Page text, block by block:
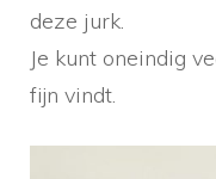
deze jurk.
Je kunt oneindig
fijn vindt.